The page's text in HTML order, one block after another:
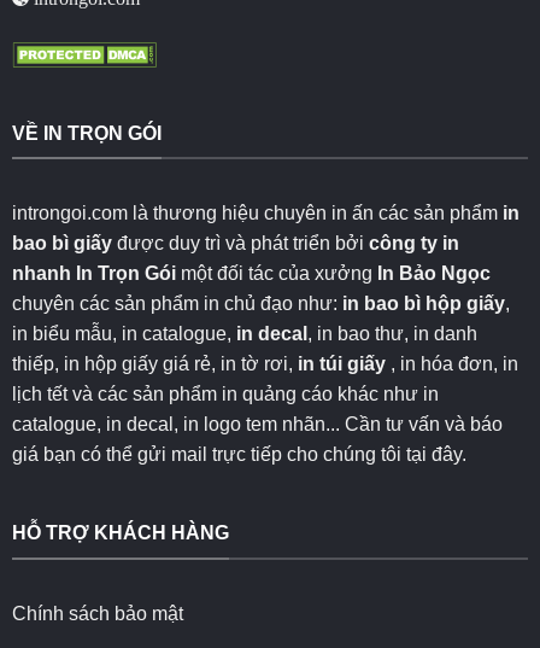
VỀ IN TRỌN GÓI
introngoi.com là thương hiệu chuyên in ấn các sản phẩm in
bao bì giấyđược duy trì và phát triển bởi công ty in
nhanh In Trọn Góimột đối tác của xưởng In Bảo Ngọc
chuyên các sản phẩm in chủ đạo như: in bao bì hộp giấy,
in biểu mẫu, in catalogue, in decal , in bao thư, in danh
thiếp, in hộp giấy giá rẻ, in tờ rơi, in túi giấy, in hóa đơn, in
lịch tết và các sản phẩm in quảng cáo khác như in
catalogue, in decal, in logo tem nhãn... Cần tư vấn và báo
giá bạn có thể gửi mail trực tiếp cho chúng tôi tại đây.
HỖ TRỢ KHÁCH HÀNG
Chính sách bảo mật